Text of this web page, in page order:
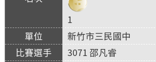
1
新竹市三民國中
3071 邵凡睿